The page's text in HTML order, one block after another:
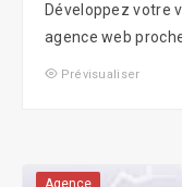
Développez votre
agence web proche
Prévisualiser
Agence